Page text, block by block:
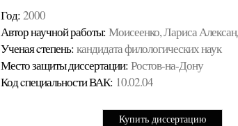
Год: 2000
Автор научной работы: Моисеенко, Лариса
Ученая cтепень: кандидата филологических наук
Место защиты диссертации: Ростов-на-Дону
Код cпециальности ВАК: 10.02.04
Купить диссертацию